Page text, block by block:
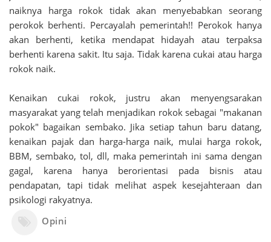
naiknya harga rokok tidak akan menyebabkan seorang
perokok berhenti. Percayalah pemerintah!! Perokok hanya
akan berhenti, ketika mendapat hidayah atau terpaksa
berhenti karena sakit. Itu saja. Tidak karena cukai atau harga
rokok naik.
Kenaikan cukai rokok, justru akan menyengsarakan
masyarakat yang telah menjadikan rokok sebagai "makanan
pokok" bagaikan sembako. Jika setiap tahun baru datang,
kenaikan pajak dan harga-harga naik, mulai harga rokok,
BBM, sembako, tol, dll, maka pemerintah ini sama dengan
gagal, karena hanya berorientasi pada bisnis atau
pendapatan, tapi tidak melihat aspek kesejahteraan dan
psikologi rakyatnya.
Opini